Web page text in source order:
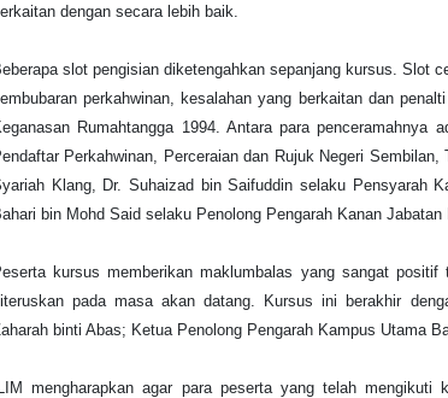
dengan secara lebih baik.
slot pengisian diketengahkan sepanjang kursus. Slot
perkahwinan, kesalahan yang berkaitan dan
Rumahtangga 1994. Antara para
Perkahwinan, Perceraian dan Rujuk Negeri
Klang, Dr. Suhaizad bin Saifuddin selaku Pensyarah
bin Mohd Said selaku Penolong Pengarah Kanan
kursus memberikan maklumbalas yang sangat
pada masa akan datang. Kursus ini berakhir
binti Abas; Ketua Penolong Pengarah Kampus Utama
ILIM mengharapkan agar para peserta yang telah